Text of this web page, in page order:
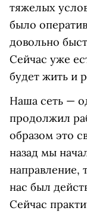
тяжелых
было
довольно
Сейчас уже
будет жить и
Наша сеть —
продолжил
образом это
назад мы
направление,
нас был
Сейчас